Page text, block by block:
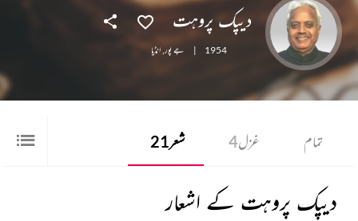
دیپک پروہت
1954
| جے پور,انڈیا
تمام غزل4 شعر21
دیپک پروہت کے اشعار